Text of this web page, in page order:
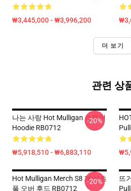
₩3,445,000 - ₩3,996,200
더 보기
관련 상
나는 사랑 Hot Mulligan 스웨터
Hoodie RB0712
₩5,918,510 - ₩6,883,110
-20%
Hot Mulligan Merch S8 개 셔츠
풀 오버 후드 RB0712
-20%
뜨